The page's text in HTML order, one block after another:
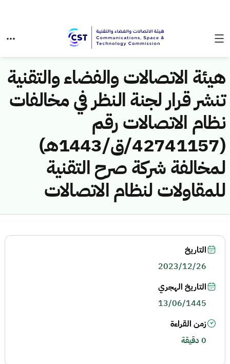
هيئة الاتصالات والفضاء والتقنية
تنشر قرار لجنة النظر في مخالفات
نظام الاتصالات رقم
(42741157/ق/1443هـ)
لمخالفة شركة صرح التقنية
للمقاولات لنظام الاتصالات
التاريخ
2023/12/26
التاريخ الهجري
13/06/1445
زمن القراءة
0 دقيقة